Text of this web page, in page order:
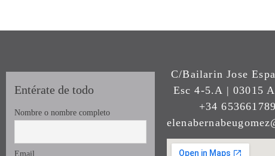
Entérate de todo
Nombre o nombre completo
Email
C/Bailarin Jose
Esc 4-5.A | 03015
+34